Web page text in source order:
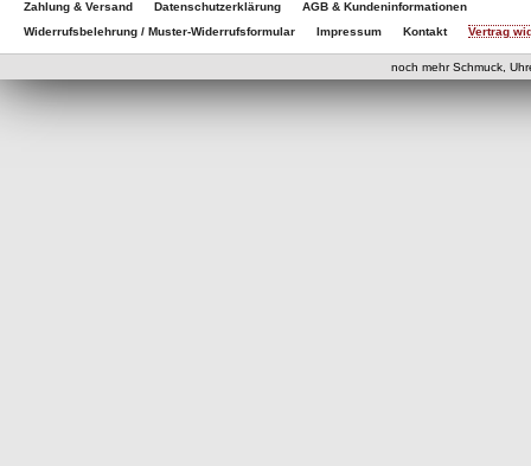
Zahlung & Versand Datenschutzerklärung
AGB & Kundeninformationen
Widerrufsbelehrung / Muster-Widerrufsformular
Impressum Kontakt Vertrag
noch mehr Schmuck,
eCommerce